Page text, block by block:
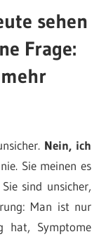
sehen
Frage:
Nein, ich
Sie meinen es
sind unsicher,
Man ist nur
hat, Symptome